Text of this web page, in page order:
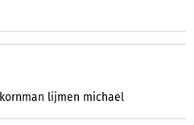
kornman lijmen michael